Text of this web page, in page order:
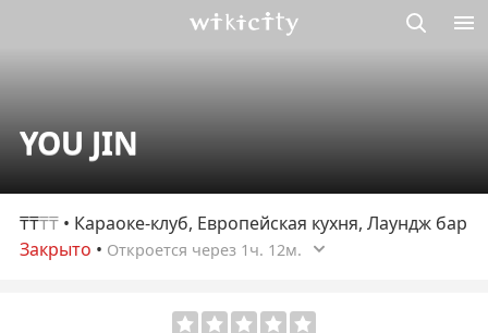
YOU JIN
₸₸₸₸ • Караоке-клуб, Европейская кухня, Лаундж бар
Закрыто • Откроется через 1ч. 12м.